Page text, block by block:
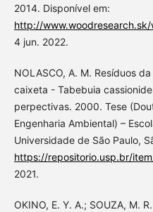
2014. Disponível em:
http://
4 jun. 2022.
NOLASCO, A. M. Resíduos
caixeta - Tabebuia
perpectivas. 2000. Tese
Engenharia Ambiental) –
Universidade de São Paulo,
https://repositorio.usp.br/
2021.
OKINO, E. Y. A.; SOUZA, M.